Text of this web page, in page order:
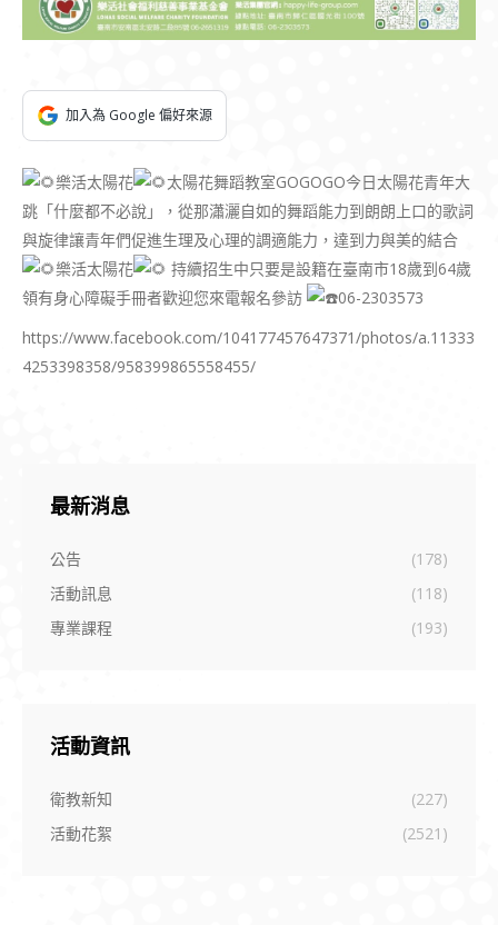
加入為 Google 偏好來源
樂活太陽花
太陽花舞蹈教室GOGOGO今日太陽花青年大
跳「什麼都不必說」，從那瀟灑自如的舞蹈能力到朗朗上口的歌詞
與旋律讓青年們促進生理及心理的調適能力，達到力與美的結合
樂活太陽花
持續招生中只要是設籍在臺南市18歲到64歲
領有身心障礙手冊者歡迎您來電報名參訪
06-2303573
https://www.facebook.com/104177457647371/photos/a.11333
4253398358/958399865558455/
最新消息
公告
(178)
活動訊息
(118)
專業課程
(193)
活動資訊
衛教新知
(227)
活動花絮
(2521)